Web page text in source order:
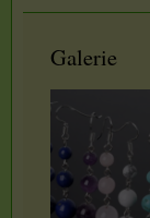
Galerie